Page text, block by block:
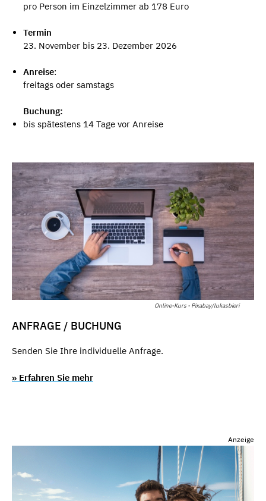
pro Person im Einzelzimmer ab 178 Euro
Termin
23. November bis 23. Dezember 2026
Anreise:
freitags oder samstags
Buchung:
bis spätestens 14 Tage vor Anreise
Online-Kurs - Pixabay/lukasbieri
ANFRAGE / BUCHUNG
Senden Sie Ihre individuelle Anfrage.
» Erfahren Sie mehr
Anzeige